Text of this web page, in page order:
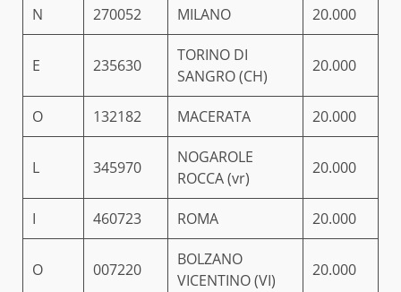
N 270052 MILANO 20.000
E 235630
TORINO DI
SANGRO (CH)
20.000
O 132182 MACERATA 20.000
L 345970
NOGAROLE
ROCCA (vr)
20.000
I 460723 ROMA 20.000
O 007220
BOLZANO
VICENTINO (VI)
20.000